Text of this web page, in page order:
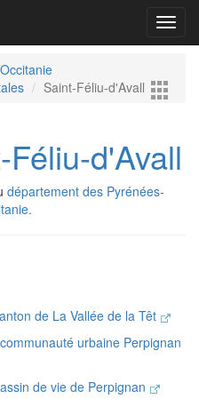
Saint-Féliu-d'Avall
d'Avall
département des Pyrénées-
de La Vallée de la Têt
urbaine Perpignan
de vie de Perpignan